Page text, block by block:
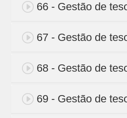
66 - Gestão de
67 - Gestão de
68 - Gestão de
69 - Gestão de